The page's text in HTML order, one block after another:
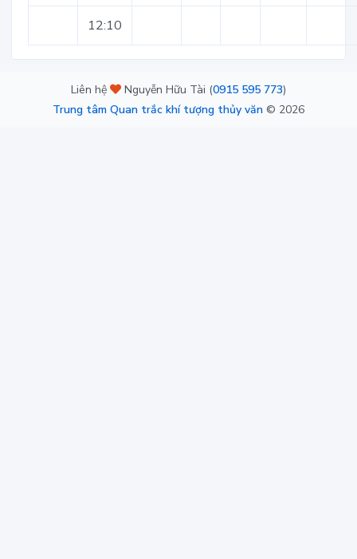
12:10
Liên hệ Nguyễn Hữu Tài (0915 595 773)
Trung tâm Quan trắc khí tượng thủy văn © 2026